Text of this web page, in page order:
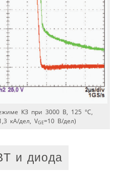
КЗ при 3000 В, 125 °C,
кA/дел, VGE=10 В/дел)
и диода